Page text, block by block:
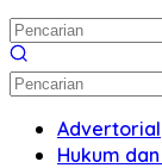
Advertorial
Hukum